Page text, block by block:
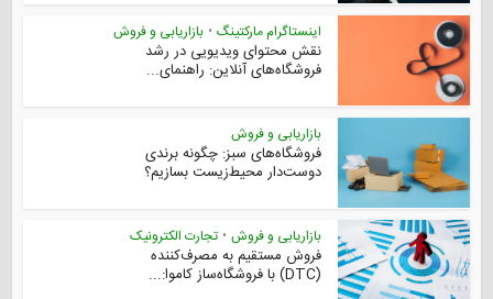
اینستاگرام مارکتینگ • بازاریابی و فروش
نقش محتوای ویدیویی در رشد
فروشگاه‌های آنلاین: راهنمای...
بازاریابی و فروش
فروشگاه‌های سبز: چگونه برندی
دوست‌دار محیط‌زیست بسازیم؟
بازاریابی و فروش • تجارت الکترونیک
فروش مستقیم به مصرف‌کننده
(DTC) با فروشگاه‌ساز کاموا:...